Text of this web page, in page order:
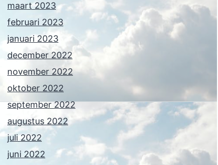
maart 2023
februari 2023
januari 2023
december 2022
november 2022
oktober 2022
september 2022
augustus 2022
juli 2022
juni 2022